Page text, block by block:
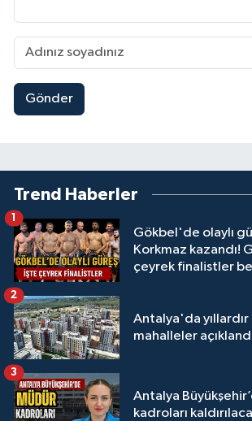
Gönder
Trend Haberler
Gökbel'de olaylı
Korkmaz kazandı!
çeyrek finalistler
1
Antalya'da
mahalleler
2
Antalya
kadroları
3